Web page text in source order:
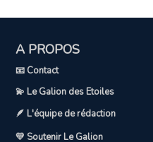
A PROPOS
📧 Contact
💫 Le Galion des Etoiles
🪶 L'équipe de rédaction
💛 Soutenir Le Galion